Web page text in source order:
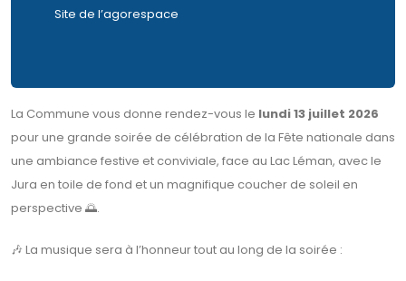
Site de l’agorespace
La Commune vous donne rendez-vous le lundi 13 juillet 2026
pour une grande soirée de célébration de la Fête nationale dans
une ambiance festive et conviviale, face au Lac Léman, avec le
Jura en toile de fond et un magnifique coucher de soleil en
perspective 🌅.
🎶 La musique sera à l’honneur tout au long de la soirée :